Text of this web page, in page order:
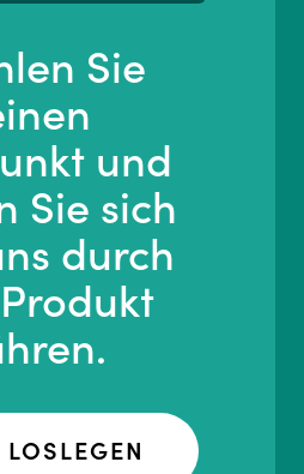
Sie
und
Sie sich
durch
LOSLEGEN